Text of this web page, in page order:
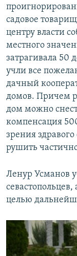
садовое
центру власти
местного
затрагивала 50
учли все
дачный
домов. Причем
дом можно
компенсация
зрения
рушить
Ленур Усманов
целью